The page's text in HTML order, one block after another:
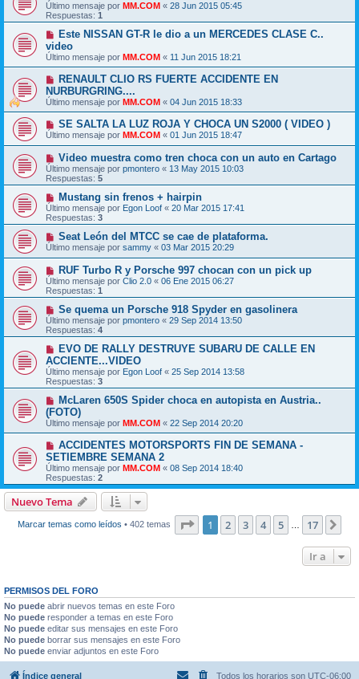
Último mensaje por MM.COM « 28 Jun 2015 05:45
Respuestas: 1
Este NISSAN GT-R le dio a un MERCEDES CLASE C..
video
Último mensaje por MM.COM « 11 Jun 2015 18:21
RENAULT CLIO RS FUERTE ACCIDENTE EN
NURBURGRING....
Último mensaje por MM.COM « 04 Jun 2015 18:33
SE SALTA LA LUZ ROJA Y CHOCA UN S2000 ( VIDEO )
Último mensaje por MM.COM « 01 Jun 2015 18:47
Video muestra como tren choca con un auto en Cartago
Último mensaje por pmontero « 13 May 2015 10:03
Respuestas: 5
Mustang sin frenos + hairpin
Último mensaje por Egon Loof « 20 Mar 2015 17:41
Respuestas: 3
Seat León del MTCC se cae de plataforma.
Último mensaje por sammy « 03 Mar 2015 20:29
RUF Turbo R y Porsche 997 chocan con un pick up
Último mensaje por Clio 2.0 « 06 Ene 2015 06:27
Respuestas: 1
Se quema un Porsche 918 Spyder en gasolinera
Último mensaje por pmontero « 29 Sep 2014 13:50
Respuestas: 4
EVO DE RALLY DESTRUYE SUBARU DE CALLE EN
ACCIENTE...VIDEO
Último mensaje por Egon Loof « 25 Sep 2014 13:58
Respuestas: 3
McLaren 650S Spider choca en autopista en Austria..
(FOTO)
Último mensaje por MM.COM « 22 Sep 2014 20:20
ACCIDENTES MOTORSPORTS FIN DE SEMANA -
SETIEMBRE SEMANA 2
Último mensaje por MM.COM « 08 Sep 2014 18:40
Respuestas: 2
Nuevo Tema
Marcar temas como leídos • 402 temas Página de 17
1 2 3 4 5 17
Ir a
PERMISOS DEL FORO
No puede abrir nuevos temas en este Foro
No puede responder a temas en este Foro
No puede editar sus mensajes en este Foro
No puede borrar sus mensajes en este Foro
No puede enviar adjuntos en este Foro
Índice general Todos los horarios son UTC-06:00